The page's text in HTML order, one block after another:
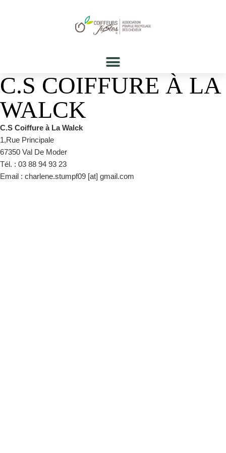
C.S COIFFURE À LA
WALCK
C.S Coiffure à La Walck
1,Rue Principale
67350 Val De Moder
Tél. : 03 88 94 93 23
Email : charlene.stumpf09 [at] gmail.com